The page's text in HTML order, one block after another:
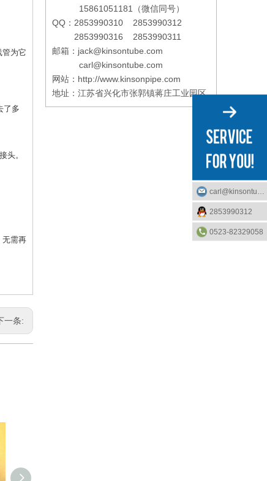
管为它
了多
头。
无需再
一条:
15861051181（微信同号）
QQ：2853990310 2853990312
2853990316 2853990311
邮箱：jack@kinsontube.com
carl@kinsontube.com
网站：http://www.kinsonpipe.com
地址：江苏省兴化市张郭镇蒋庄工业园区
2853990312
0523-82329058